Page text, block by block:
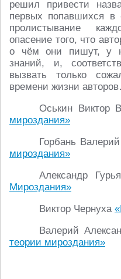
решил привести
первых попавшихся в
пролистывание
опасение того, что
о чём они пишут, у
знаний, и,
вызвать только
времени жизни
Оськин Виктор
мироздания»
Горбань
мироздания»
Александр
Мироздания»
Виктор Чернуха
Валерий
теории мироздания»